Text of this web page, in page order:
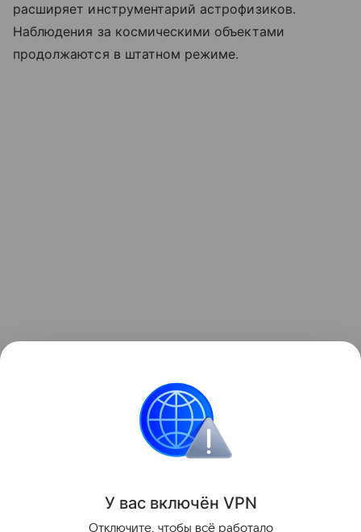
расширяет инструментарий астрофизиков.
Наблюдения за космическими объектами
продолжаются в штатном режиме.
рассказывала
могут скрываться до 170 млн черных дыр.
У вас включён VPN
Отключите, чтобы всё работало